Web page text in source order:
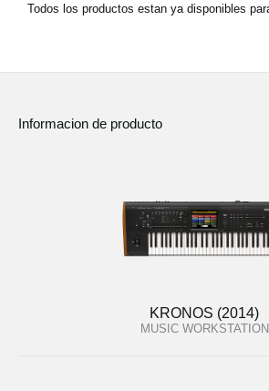
Todos los productos estan ya disponibles
Informacion de producto
KRONOS (2014)
MUSIC WORKSTATION